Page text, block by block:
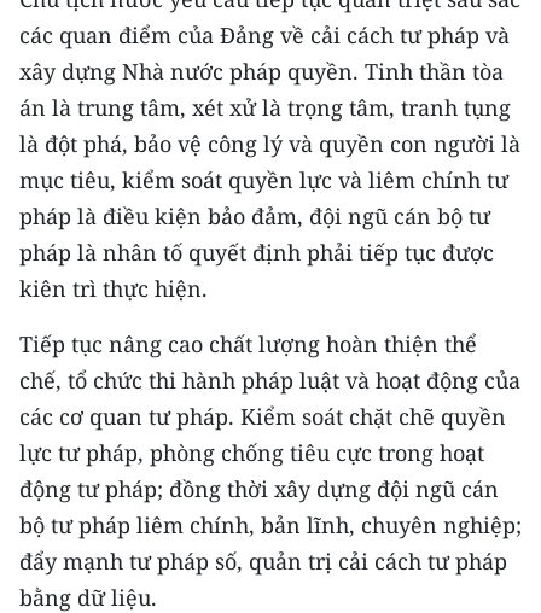
các quan điểm của Đảng về cải cách tư pháp và
xây dựng Nhà nước pháp quyền. Tinh thần tòa
án là trung tâm, xét xử là trọng tâm, tranh tụng
là đột phá, bảo vệ công lý và quyền con người là
mục tiêu, kiểm soát quyền lực và liêm chính tư
pháp là điều kiện bảo đảm, đội ngũ cán bộ tư
pháp là nhân tố quyết định phải tiếp tục được
kiên trì thực hiện.
Tiếp tục nâng cao chất lượng hoàn thiện thể
chế, tổ chức thi hành pháp luật và hoạt động của
các cơ quan tư pháp. Kiểm soát chặt chẽ quyền
lực tư pháp, phòng chống tiêu cực trong hoạt
động tư pháp; đồng thời xây dựng đội ngũ cán
bộ tư pháp liêm chính, bản lĩnh, chuyên nghiệp;
đẩy mạnh tư pháp số, quản trị cải cách tư pháp
bằng dữ liệu.